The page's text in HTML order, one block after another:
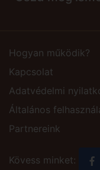
Hogyan működik?
Kapcsolat
Adatvédelmi
Általános
Partnereink
Kövess minket: